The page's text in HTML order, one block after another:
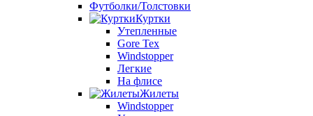
Футболки/Толстовки
Куртки
Утепленные
Gore Tex
Windstopper
Легкие
На флисе
Жилеты
Windstopper